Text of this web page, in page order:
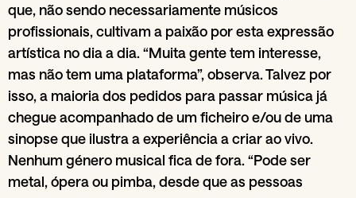
que, não sendo necessariamente músicos
profissionais, cultivam a paixão por esta expressão
artística no dia a dia. “Muita gente tem interesse,
mas não tem uma plataforma”, observa. Talvez por
isso, a maioria dos pedidos para passar música já
chegue acompanhado de um ficheiro e/ou de uma
sinopse que ilustra a experiência a criar ao vivo.
Nenhum género musical fica de fora. “Pode ser
metal, ópera ou pimba, desde que as pessoas